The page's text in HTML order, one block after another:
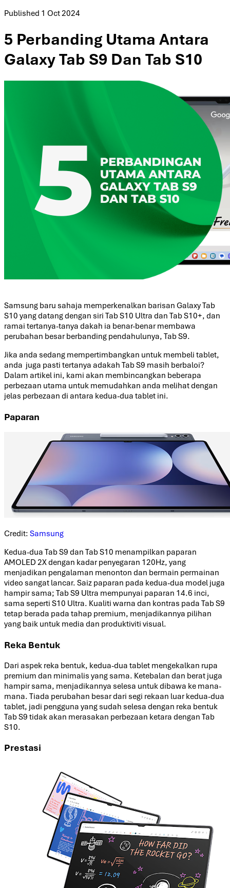
Published 1 Oct 2024
5 Perbanding Utama Antara
Galaxy Tab S9 Dan Tab S10
Samsung baru sahaja memperkenalkan barisan Galaxy Tab
S10 yang datang dengan siri Tab S10 Ultra dan Tab S10+, dan
ramai tertanya-tanya dakah ia benar-benar membawa
perubahan besar berbanding pendahulunya, Tab S9.
Jika anda sedang mempertimbangkan untuk membeli tablet,
anda juga pasti tertanya adakah Tab S9 masih berbaloi?
Dalam artikel ini, kami akan membincangkan beberapa
perbezaan utama untuk memudahkan anda melihat dengan
jelas perbezaan di antara kedua-dua tablet ini.
Paparan
Credit: Samsung
Kedua-dua Tab S9 dan Tab S10 menampilkan paparan
AMOLED 2X dengan kadar penyegaran 120Hz, yang
menjadikan pengalaman menonton dan bermain permainan
video sangat lancar. Saiz paparan pada kedua-dua model juga
hampir sama; Tab S9 Ultra mempunyai paparan 14.6 inci,
sama seperti S10 Ultra. Kualiti warna dan kontras pada Tab S9
tetap berada pada tahap premium, menjadikannya pilihan
yang baik untuk media dan produktiviti visual.
Reka Bentuk
Dari aspek reka bentuk, kedua-dua tablet mengekalkan rupa
premium dan minimalis yang sama. Ketebalan dan berat juga
hampir sama, menjadikannya selesa untuk dibawa ke mana-
mana. Tiada perubahan besar dari segi rekaan luar kedua-dua
tablet, jadi pengguna yang sudah selesa dengan reka bentuk
Tab S9 tidak akan merasakan perbezaan ketara dengan Tab
S10.
Prestasi